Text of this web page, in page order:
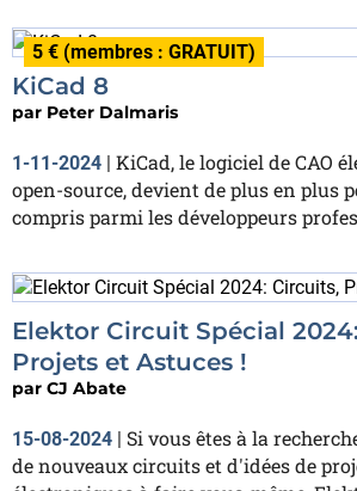
5 € (membres : GRATUIT)
KiCad 8
par Peter Dalmaris
1-11-2024 | KiCad, le logiciel de CAO
open-source, devient de plus en plus
compris parmi les développeurs
Elektor Circuit Spécial
Projets et Astuces !
par CJ Abate
15-08-2024 | Si vous êtes à la
de nouveaux circuits et d'idées de